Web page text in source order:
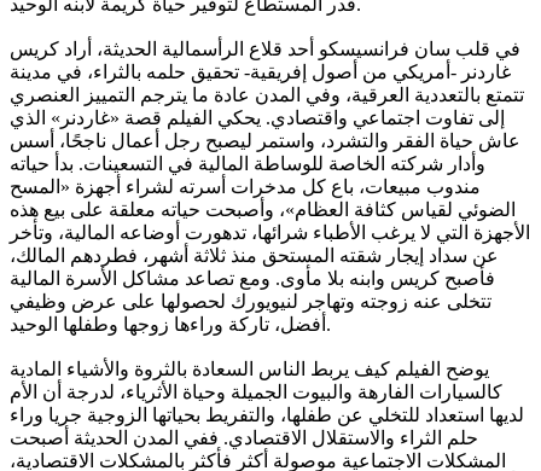
في قلب سان فرانسيسكو أحد قلاع الرأسمالية الحديثة، أراد كريس
غاردنر -أمريكي من أصول إفريقية- تحقيق حلمه بالثراء، في مدينة
تتمتع بالتعددية العرقية، وفي المدن عادة ما يترجم التمييز العنصري
إلى تفاوت اجتماعي واقتصادي. يحكي الفيلم قصة «غاردنر» الذي
عاش حياة الفقر والتشرد، واستمر ليصبح رجل أعمال ناجحًا، أسس
وأدار شركته الخاصة للوساطة المالية في التسعينات. بدأ حياته
مندوب مبيعات، باع كل مدخرات أسرته لشراء أجهزة «المسح
الضوئي لقياس كثافة العظام»، وأصبحت حياته معلقة على بيع هذه
الأجهزة التي لا يرغب الأطباء شرائها، تدهورت أوضاعه المالية، وتأخر
عن سداد إيجار شقته المستحق منذ ثلاثة أشهر، فطردهم المالك،
فأصبح كريس وابنه بلا مأوى. ومع تصاعد مشاكل الأسرة المالية
تتخلى عنه زوجته وتهاجر لنيويورك لحصولها على عرض وظيفي
أفضل، تاركة وراءها زوجها وطفلها الوحيد.
يوضح الفيلم كيف يربط الناس السعادة بالثروة والأشياء المادية
كالسيارات الفارهة والبيوت الجميلة وحياة الأثرياء، لدرجة أن الأم
لديها استعداد للتخلي عن طفلها، والتفريط بحياتها الزوجية جريا وراء
حلم الثراء والاستقلال الاقتصادي. ففي المدن الحديثة أصبحت
المشكلات الاجتماعية موصولة أكثر فأكثر بالمشكلات الاقتصادية،